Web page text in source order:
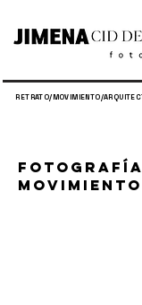
RETRATO/MOVIMIENTO/
MOVIMIENTO